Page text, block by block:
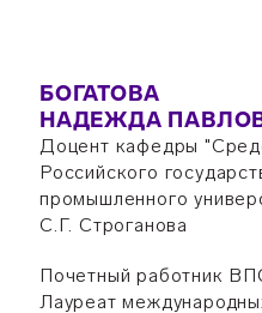
БОГАТОВА
НАДЕЖДА
Доцент кафедры
Российского
промышленного
С.Г. Строганова
Почетный работник
Лауреат